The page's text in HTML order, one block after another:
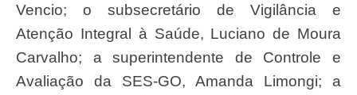
Vencio; o subsecretário de Vigilância e
Atenção Integral à Saúde, Luciano de Moura
Carvalho; a superintendente de Controle e
Avaliação da SES-GO, Amanda Limongi; a